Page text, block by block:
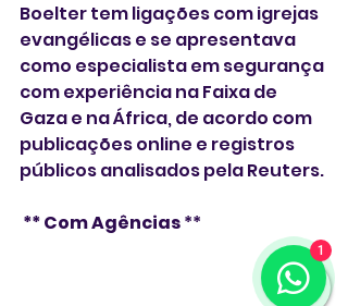
Boelter tem ligações com igrejas
evangélicas e se apresentava
como especialista em segurança
com experiência na Faixa de
Gaza e na África, de acordo com
publicações online e registros
públicos analisados pela Reuters.
** Com Agências **
1